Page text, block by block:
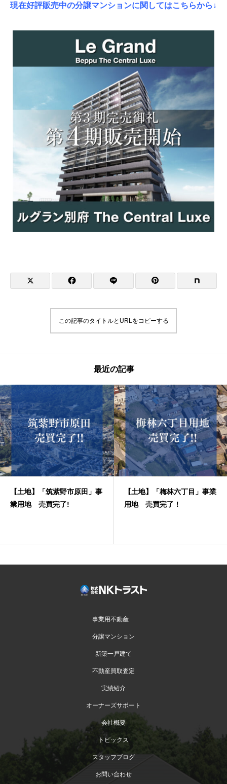
現在好評販売中の分譲マンションに関してはこちらから↓
この記事のタイトルとURLをコピーする
最近の記事
【土地】「筑紫野市原田」事
業用地 売買完了!
【土地】「梅林六丁目」事業
用地 売買完了！
事業用不動産
分譲マンション
新築一戸建て
不動産買取査定
実績紹介
オーナーズサポート
会社概要
トピックス
スタッフブログ
お問い合わせ